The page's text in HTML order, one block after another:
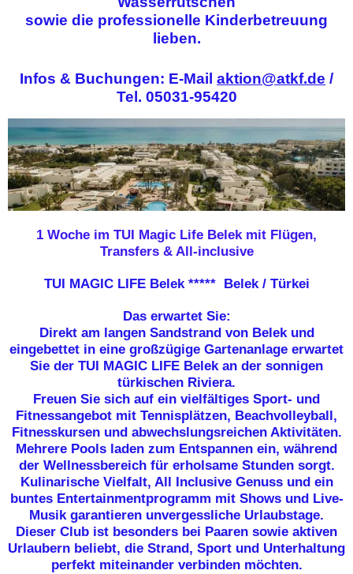
sowie die professionelle Kinderbetreuung
lieben.
Infos & Buchungen: E-Mail aktion@atkf.de /
Tel. 05031-95420
1 Woche im TUI Magic Life Belek mit Flügen,
Transfers & All-inclusive
TUI MAGIC LIFE Belek ***** Belek / Türkei
Das erwartet Sie:
Direkt am langen Sandstrand von Belek und
eingebettet in eine großzügige Gartenanlage erwartet
Sie der TUI MAGIC LIFE Belek an der sonnigen
türkischen Riviera.
Freuen Sie sich auf ein vielfältiges Sport- und
Fitnessangebot mit Tennisplätzen, Beachvolleyball,
Fitnesskursen und abwechslungsreichen Aktivitäten.
Mehrere Pools laden zum Entspannen ein, während
der Wellnessbereich für erholsame Stunden sorgt.
Kulinarische Vielfalt, All Inclusive Genuss und ein
buntes Entertainmentprogramm mit Shows und Live-
Musik garantieren unvergessliche Urlaubstage.
Dieser Club ist besonders bei Paaren sowie aktiven
Urlaubern beliebt, die Strand, Sport und Unterhaltung
perfekt miteinander verbinden möchten.